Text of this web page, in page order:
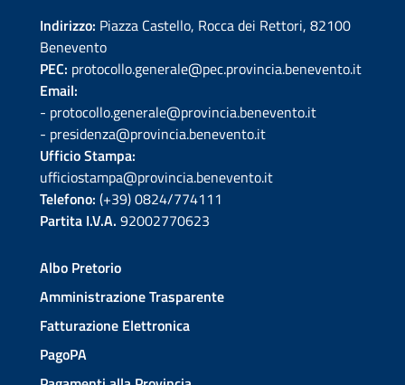
Indirizzo: Piazza Castello, Rocca dei Rettori, 82100
Benevento
PEC: protocollo.generale@pec.provincia.benevento.it
Email:
- protocollo.generale@provincia.benevento.it
- presidenza@provincia.benevento.it
Ufficio Stampa:
ufficiostampa@provincia.benevento.it
Telefono: (+39) 0824/774111
Partita I.V.A. 92002770623
Albo Pretorio
Amministrazione Trasparente
Fatturazione Elettronica
PagoPA